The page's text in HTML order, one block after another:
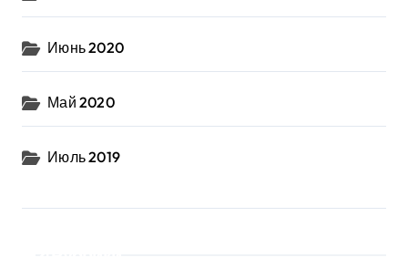
Июнь 2020
Май 2020
Июль 2019